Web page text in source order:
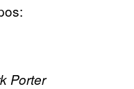
Porter